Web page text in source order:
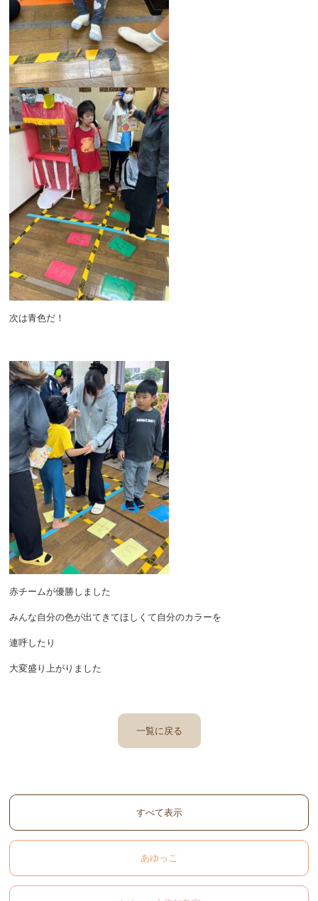
次は青色だ！
赤チームが優勝しました
みんな自分の色が出てきてほしくて自分のカラーを
連呼したり
大変盛り上がりました
一覧に戻る
すべて表示
あゆっこ